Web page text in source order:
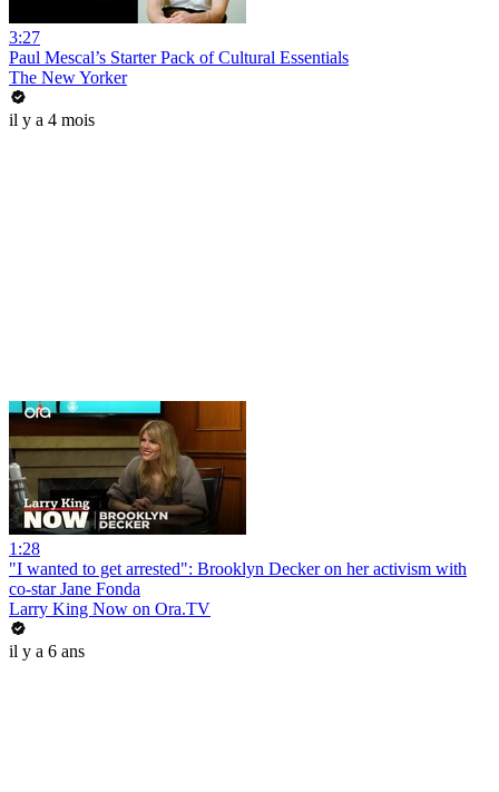
3:27
Paul Mescal’s Starter Pack of Cultural Essentials
The New Yorker
il y a 4 mois
1:28
"I wanted to get arrested": Brooklyn Decker on her activism with
co-star Jane Fonda
Larry King Now on Ora.TV
il y a 6 ans